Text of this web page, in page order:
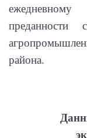
преданности
района.